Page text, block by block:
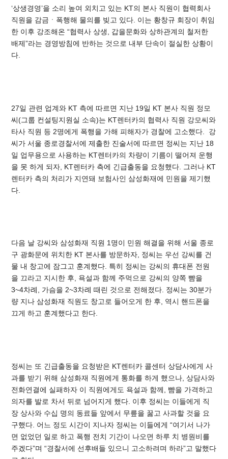
‘상생경영’을 소리 높여 외치고 있는 KT의 본사 직원이 협력회사
직원을 감금ㆍ폭행해 물의를 빚고 있다. 이는 황창규 회장이 취임
한 이후 강조해온 “협력사 상생, 갑을문화와 상하관계의 철저한
배제”라는 경영방침에 반하는 것으로 내부 단속이 절실한 상황이
다.
27일 관련 업계와 KT 측에 따르면 지난 19일 KT 본사 직원 정모
씨(그룹 컨설팅지원실 소속)는 KT렌터카의 협력사 직원 강모씨와
타사 직원 등 2명에게 폭행을 가해 피해자가 경찰에 고소했다. 강
씨가 서울 종로경찰서에 제출한 진술서에 따르면 정씨는 지난 18
일 업무용으로 사용하는 KT렌터카의 차량이 기름이 떨어져 운행
을 못 하게 되자, KT렌터카 측에 긴급출동을 요청했다. 그러나 KT
렌터카 측의 처리가 지연돼 보험사인 삼성화재에 민원을 제기했
다.
다음 날 강씨와 삼성화재 직원 1명이 민원 해결을 위해 서울 종로
구 광화문에 위치한 KT 본사를 방문하자, 정씨는 우선 강씨를 건
물 내 창고에 잠그고 훈계했다. 특히 정씨는 강씨의 휴대폰 전원
을 끄라고 지시한 후, 욕설과 함께 주먹으로 강씨의 양쪽 뺨을
3~4차례, 가슴을 2~3차례 때린 것으로 전해졌다. 정씨는 30분가
량 지나 삼성화재 직원도 창고로 들어오게 한 후, 역시 핸드폰을
끄게 하고 훈계했다고 한다.
정씨는 또 긴급출동을 요청받은 KT렌터카 콜센터 상담사에게 사
과를 받기 위해 삼성화재 직원에게 통화를 하게 했으나, 상담사와
전화연결에 실패하자 이 직원에게도 욕설과 함께, 뺨을 가격하고
의자를 발로 차서 뒤로 넘어지게 했다. 이후 정씨는 이들에게 직
장 상사와 수십 명의 동료들 앞에서 무릎을 꿇고 사과할 것을 요
구했다. 어느 정도 시간이 지나자 정씨는 이들에게 “여기서 나가
면 없었던 일로 하고 폭행 전치 기간이 나오면 하루 치 병원비를
주겠다”며 “경찰서에 선후배들 있으니 고소하려며 하라”고 말했다